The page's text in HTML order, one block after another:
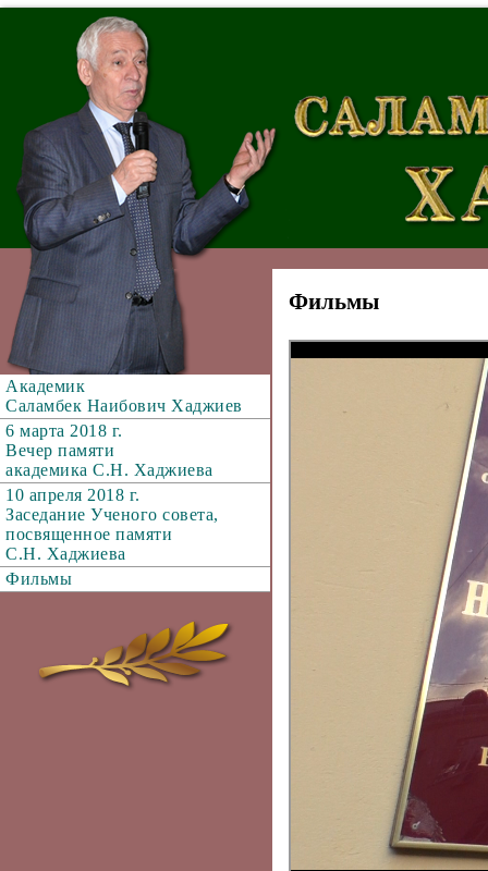
Академик
Саламбек Наибович Хаджиев
6 марта 2018 г.
Вечер памяти
академика С.Н. Хаджиева
10 апреля 2018 г.
Заседание Ученого совета,
посвященное памяти
С.Н. Хаджиева
Фильмы
Фильмы